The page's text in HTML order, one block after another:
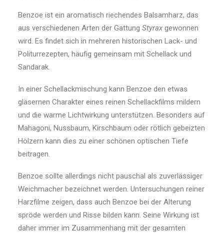
Benzoe ist ein aromatisch riechendes Balsamharz, das
aus verschiedenen Arten der Gattung Styrax gewonnen
wird. Es findet sich in mehreren historischen Lack- und
Politurrezepten, häufig gemeinsam mit Schellack und
Sandarak.
In einer Schellackmischung kann Benzoe den etwas
gläsernen Charakter eines reinen Schellackfilms mildern
und die warme Lichtwirkung unterstützen. Besonders auf
Mahagoni, Nussbaum, Kirschbaum oder rötlich gebeizten
Hölzern kann dies zu einer schönen optischen Tiefe
beitragen.
Benzoe sollte allerdings nicht pauschal als zuverlässiger
Weichmacher bezeichnet werden. Untersuchungen reiner
Harzfilme zeigen, dass auch Benzoe bei der Alterung
spröde werden und Risse bilden kann. Seine Wirkung ist
daher immer im Zusammenhang mit der gesamten